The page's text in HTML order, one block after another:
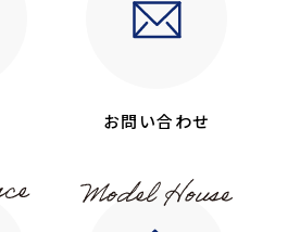
お問い合わせ